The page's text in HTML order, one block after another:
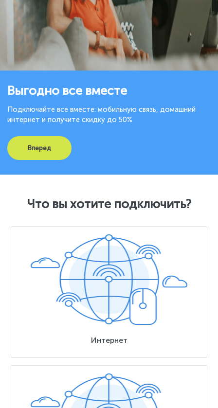
Выгодно все вместе
Подключайте все вместе: мобильную связь, домашний
интернет и получите скидку до 50%
Вперед
Что вы хотите подключить?
Интернет